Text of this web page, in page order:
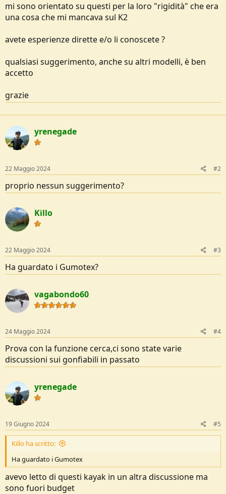
mi sono orientato su questi per la loro "rigidità" che era
una cosa che mi mancava sul K2
avete esperienze dirette e/o li conoscete ?
qualsiasi suggerimento, anche su altri modelli, è ben
accetto
grazie
yrenegade
22 Maggio 2024 #2
proprio nessun suggerimento?
Killo
22 Maggio 2024 #3
Ha guardato i Gumotex?
vagabondo60
24 Maggio 2024 #4
Prova con la funzione cerca,ci sono state varie
discussioni sui gonfiabili in passato
yrenegade
19 Giugno 2024 #5
Killo ha scritto:
Ha guardato i Gumotex
avevo letto di questi kayak in un altra discussione ma
sono fuori budget